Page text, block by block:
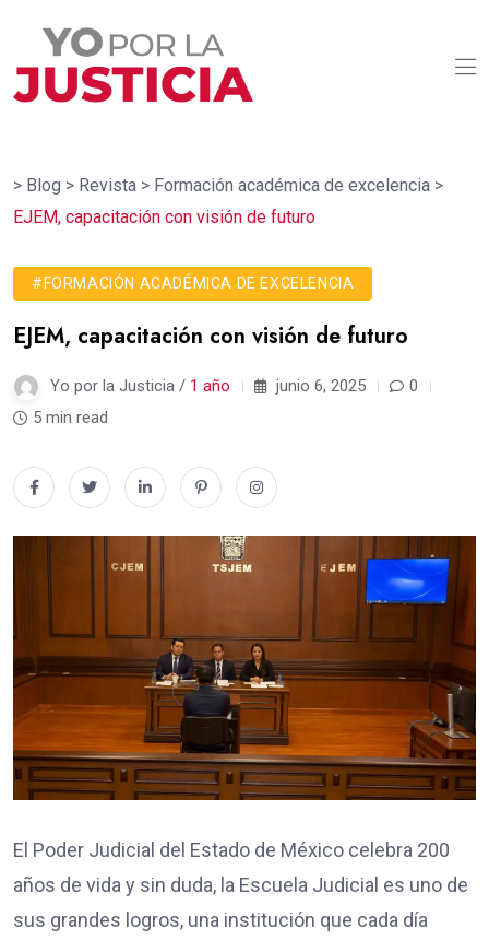
> Blog > Revista > Formación académica de excelencia >
EJEM, capacitación con visión de futuro
#FORMACIÓN ACADÉMICA DE EXCELENCIA
EJEM, capacitación con visión de futuro
Yo por la Justicia / 1 año junio 6, 2025
0
5 min read
El Poder Judicial del Estado de México celebra 200
años de vida y sin duda, la Escuela Judicial es uno de
sus grandes logros, una institución que cada día